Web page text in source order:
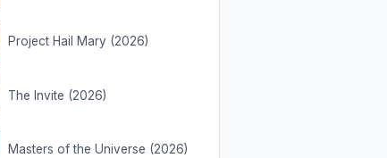
Project Hail Mary (2026)
The Invite (2026)
Masters of the Universe (2026)